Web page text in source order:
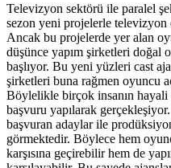
Televizyon sektörü ile paralel
sezon yeni projelerle televizyon
Ancak bu projelerde yer alan
düşünce yapım şirketleri doğal
başlıyor. Bu yeni yüzleri cast
şirketleri buna rağmen oyuncu
Böylelikle birçok insanın hayali
başvuru yapılarak
başvuran adaylar ile
görmektedir. Böylece hem
karşısına geçirebilir hem de